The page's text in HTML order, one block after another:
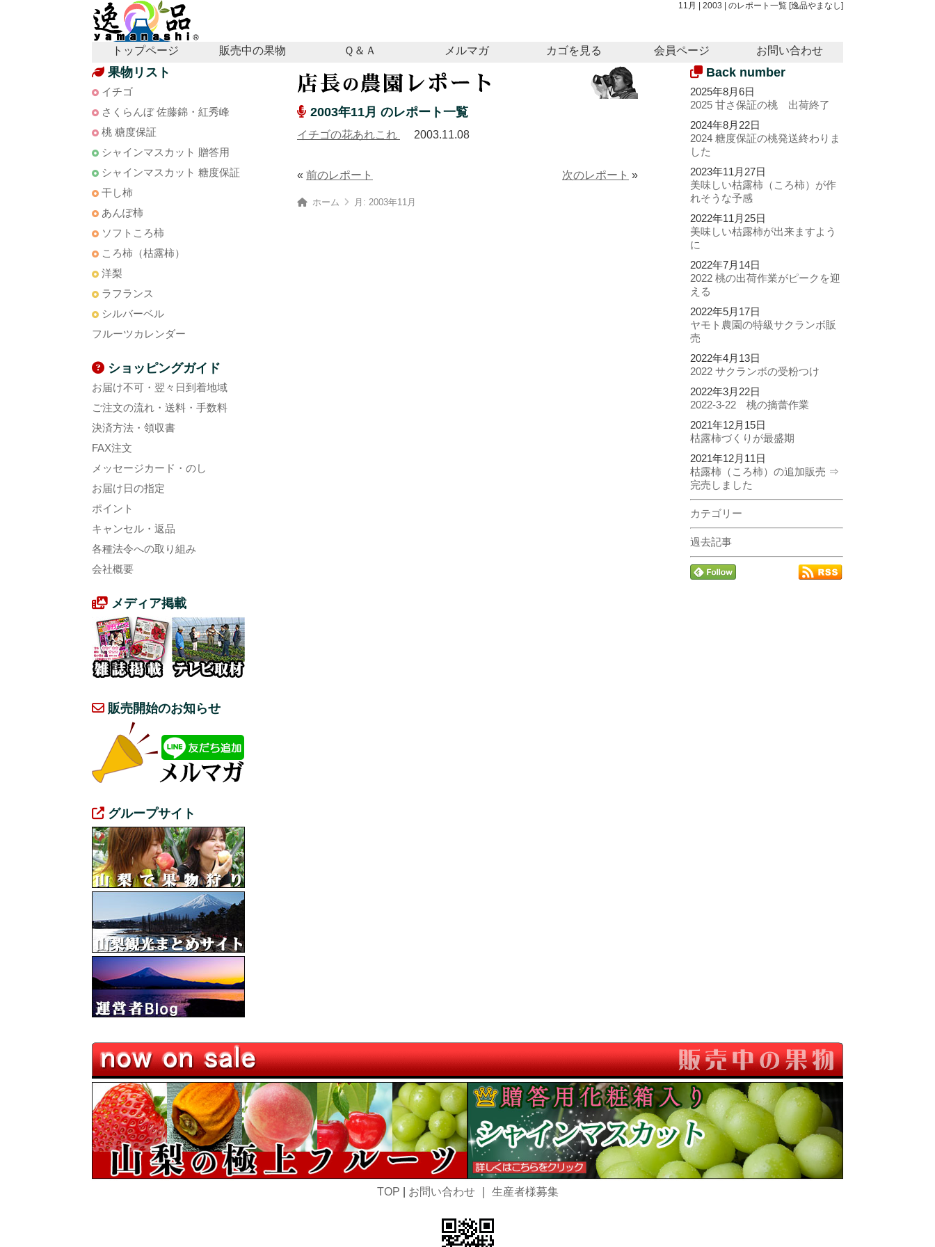
11月 | 2003 | のレポート一覧 [逸品やまなし]
トップページ 販売中の果物 Ｑ＆Ａ メルマガ カゴを見る 会員ページ お問い合わせ
2003年11月 のレポート一覧
イチゴの花あれこれ 2003.11.08
« 前のレポート 次のレポート »
ホーム 月: 2003年11月
Back number
2025年8月6日
2025 甘さ保証の桃 出荷終了
2024年8月22日
2024 糖度保証の桃発送終わりま
した
2023年11月27日
美味しい枯露柿（ころ柿）が作
れそうな予感
2022年11月25日
美味しい枯露柿が出来ますよう
に
2022年7月14日
2022 桃の出荷作業がピークを迎
える
2022年5月17日
ヤモト農園の特級サクランボ販
売
2022年4月13日
2022 サクランボの受粉つけ
2022年3月22日
2022-3-22 桃の摘蕾作業
2021年12月15日
枯露柿づくりが最盛期
2021年12月11日
枯露柿（ころ柿）の追加販売 ⇒
完売しました
カテゴリー
過去記事
果物リスト
イチゴ
さくらんぼ 佐藤錦・紅秀峰
桃 糖度保証
シャインマスカット 贈答用
シャインマスカット 糖度保証
干し柿
あんぽ柿
ソフトころ柿
ころ柿（枯露柿）
洋梨
ラフランス
シルバーベル
フルーツカレンダー
ショッピングガイド
お届け不可・翌々日到着地域
ご注文の流れ・送料・手数料
決済方法・領収書
FAX注文
メッセージカード・のし
お届け日の指定
ポイント
キャンセル・返品
各種法令への取り組み
会社概要
メディア掲載
販売開始のお知らせ
グループサイト
TOP お問い合わせ｜ 生産者様募集